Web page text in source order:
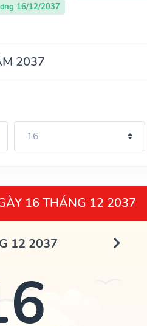
16/12/2037
2037
16 THÁNG 12 2037
12 2037